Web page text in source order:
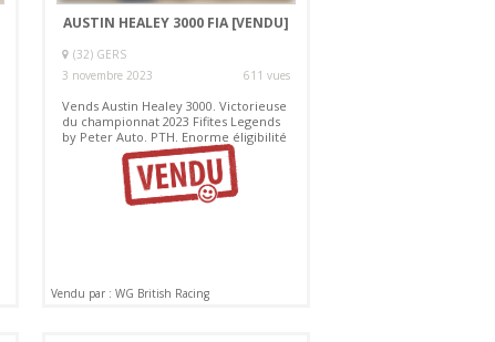
AUSTIN HEALEY 3000 FIA[VENDU]
(32) GERS
3 novembre 2023
611 vues
Vends Austin Healey 3000. Victorieuse
du championnat 2023 Fifites Legends
by Peter Auto. PTH. Enorme éligibilité
Vendu par : WG British Racing